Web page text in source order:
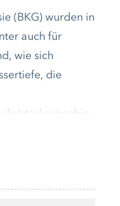
(BKG) wurden in
auch für
wie sich
die
starkregenhin